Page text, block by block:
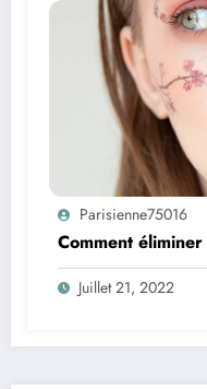
Parisienne75016
Comment
Juillet 21, 2022